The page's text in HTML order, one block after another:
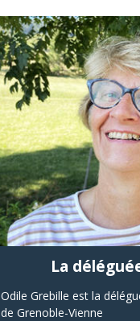
La
Odile Grebille est la
de Grenoble-Vienne